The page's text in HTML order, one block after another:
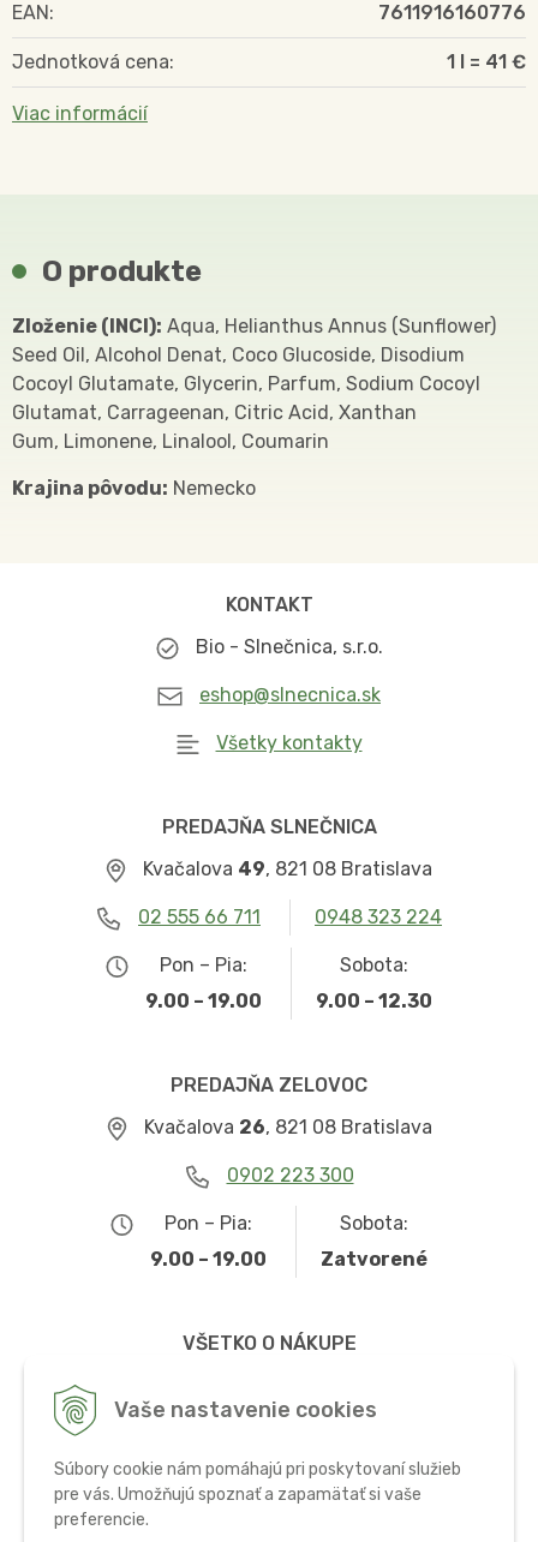
Vaše nastavenie cookies
Súbory cookie nám pomáhajú pri poskytovaní služieb
pre vás. Umožňujú spoznať a zapamätať si vaše
preferencie.
EAN: 7611916160776
Jednotková cena: 1 l = 41 €
Viac informácií
O produkte
Zloženie (INCI): Aqua, Helianthus Annus (Sunflower)
Seed Oil, Alcohol Denat, Coco Glucoside, Disodium
Cocoyl Glutamate, Glycerin, Parfum, Sodium Cocoyl
Glutamat, Carrageenan, Citric Acid, Xanthan
Gum, Limonene, Linalool, Coumarin
Krajina pôvodu: Nemecko
KONTAKT
Bio - Slnečnica, s.r.o.
eshop@slnecnica.sk
Všetky kontakty
PREDAJŇA SLNEČNICA
Kvačalova 49, 821 08 Bratislava
02 555 66 711 0948 323 224
Pon – Pia:
9.00 – 19.00
Sobota:
9.00 – 12.30
PREDAJŇA ZELOVOC
Kvačalova 26, 821 08 Bratislava
0902 223 300
Pon – Pia:
9.00 – 19.00
Sobota:
Zatvorené
VŠETKO O NÁKUPE
Ochrana osobných údajov